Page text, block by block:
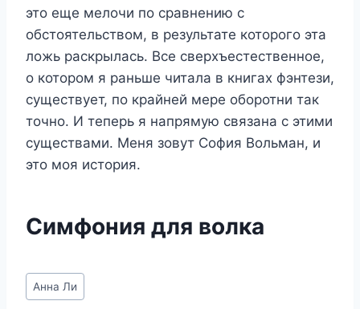
это еще мелочи по сравнению с
обстоятельством, в результате которого эта
ложь раскрылась. Все сверхъестественное,
о котором я раньше читала в книгах фэнтези,
существует, по крайней мере оборотни так
точно. И теперь я напрямую связана с этими
существами. Меня зовут София Вольман, и
это моя история.
Симфония для волка
Метки
записи:
Анна Ли